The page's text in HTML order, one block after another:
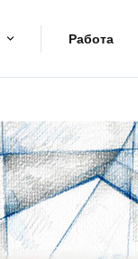
Работа